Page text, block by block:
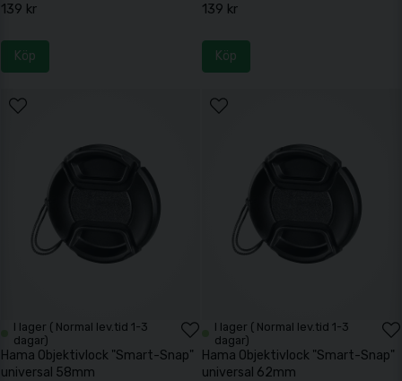
139 kr
Köp
139 kr
Köp
I lager ( Normal lev.tid 1-3
dagar)
Hama Objektivlock "Smart-Snap"
universal 58mm
I lager ( Normal lev.tid 1-3
dagar)
Hama Objektivlock "Smart-Snap"
universal 62mm